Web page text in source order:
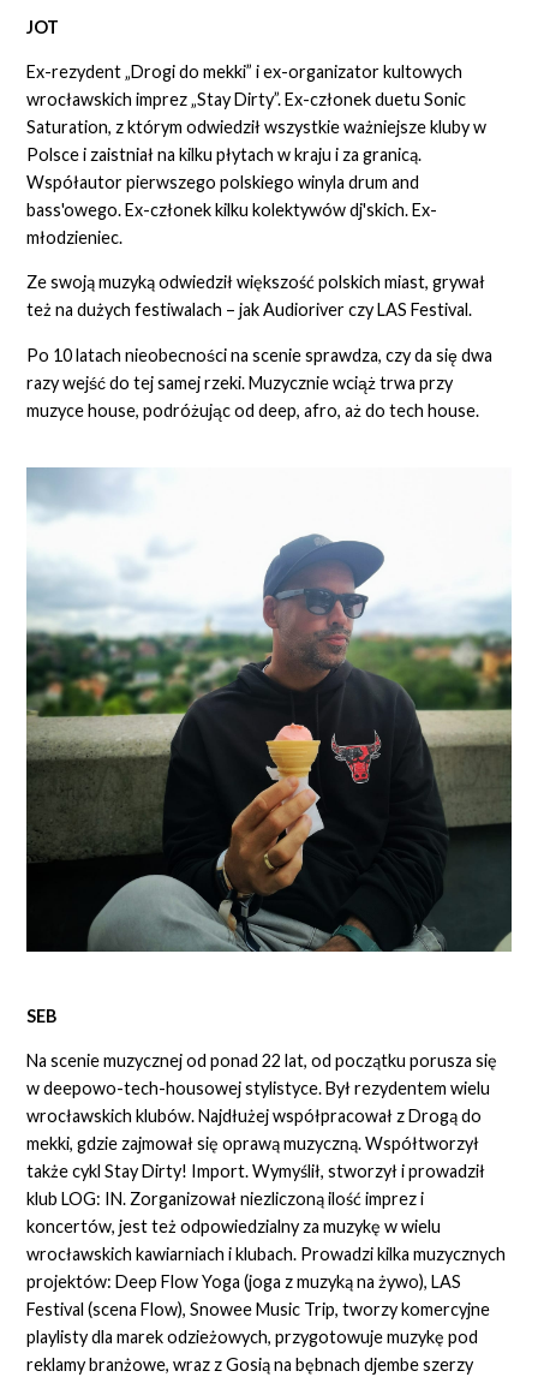
JOT
Ex-rezydent „Drogi do mekki” i ex-organizator kultowych
wrocławskich imprez „Stay Dirty”. Ex-członek duetu Sonic
Saturation, z którym odwiedził wszystkie ważniejsze kluby w
Polsce i zaistniał na kilku płytach w kraju i za granicą.
Współautor pierwszego polskiego winyla drum and
bass'owego. Ex-członek kilku kolektywów dj'skich. Ex-
młodzieniec.
Ze swoją muzyką odwiedził większość polskich miast, grywał
też na dużych festiwalach – jak Audioriver czy LAS Festival.
Po 10 latach nieobecności na scenie sprawdza, czy da się dwa
razy wejść do tej samej rzeki. Muzycznie wciąż trwa przy
muzyce house, podróżując od deep, afro, aż do tech house.
SEB
Na scenie muzycznej od ponad 22 lat, od początku porusza się
w deepowo-tech-housowej stylistyce. Był rezydentem wielu
wrocławskich klubów. Najdłużej współpracował z Drogą do
mekki, gdzie zajmował się oprawą muzyczną. Współtworzył
także cykl Stay Dirty! Import. Wymyślił, stworzył i prowadził
klub LOG: IN. Zorganizował niezliczoną ilość imprez i
koncertów, jest też odpowiedzialny za muzykę w wielu
wrocławskich kawiarniach i klubach. Prowadzi kilka muzycznych
projektów: Deep Flow Yoga (joga z muzyką na żywo), LAS
Festival (scena Flow), Snowee Music Trip, tworzy komercyjne
playlisty dla marek odzieżowych, przygotowuje muzykę pod
reklamy branżowe, wraz z Gosią na bębnach djembe szerzy